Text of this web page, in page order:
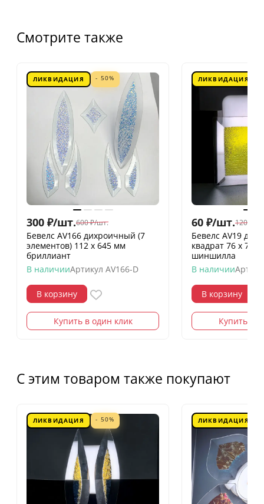
Смотрите также
ЛИКВИДАЦИЯ - 50%
300 ₽/шт.600 ₽/шт.
Бевелс AV166 дихроичный (7
элементов) 112 х 645 мм
бриллиант
В наличииАртикул AV166-D
В корзину
Купить в один клик
ЛИКВИДАЦИЯ
60 ₽/шт.120
Бевелс AV19
квадрат 76 х 76
шиншилла
В наличии
В корзину
Купить в
С этим товаром также покупают
ЛИКВИДАЦИЯ - 50% ЛИКВИДАЦИЯ